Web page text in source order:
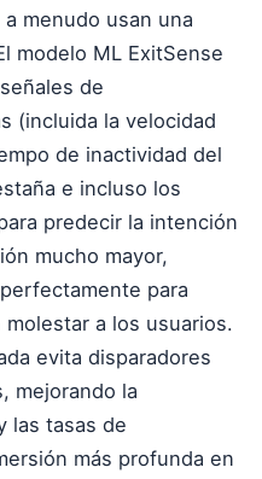
menudo usan una
modelo ML ExitSense
de
(incluida la velocidad
de inactividad del
e incluso los
predecir la intención
mucho mayor,
para
a los usuarios.
evita disparadores
mejorando la
las tasas de
más profunda en